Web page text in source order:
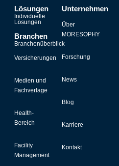
Lösungen
Individuelle
Lösungen
Branchen
Branchenüberblick
Versicherungen
Medien und
Fachverlage
Health-
Bereich
Facility
Management
Unternehmen
Über
MORESOPHY
Forschung
News
Blog
Karriere
Kontakt